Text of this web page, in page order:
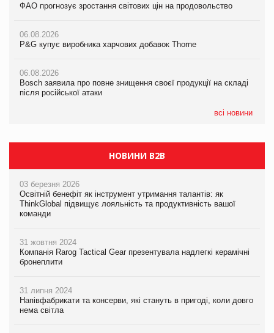
ФАО прогнозує зростання світових цін на продовольство
06.08.2026
P&G купує виробника харчових добавок Thorne
06.08.2026
Bosch заявила про повне знищення своєї продукції на складі
після російської атаки
всі новини
05.08.2026
новинки від ТМ ТОКЕРИ
Сергій Лісунов про заморожені хлібобулочні вироби на
ФАО прогнозує зростання світових цін на продовольство
06.08.2026
P&G купує виробника харчових добавок Thorne
06.08.2026
Bosch заявила про повне знищення своєї продукції на складі
після російської атаки
НОВИНИ B2B
03 березня 2026
Освітній бенефіт як інструмент утримання талантів: як
ThinkGlobal підвищує лояльність та продуктивність вашої
команди
31 жовтня 2024
Компанія Rarog Tactical Gear презентувала надлегкі керамічні
бронеплити
31 липня 2024
Напівфабрикати та консерви, які стануть в пригоді, коли довго
нема світла